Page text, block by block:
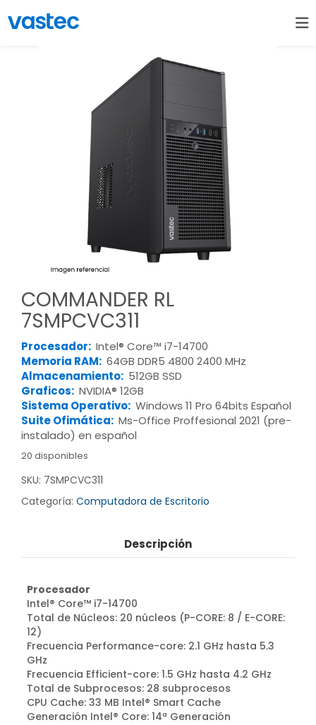
COMMANDER RL
7SMPCVC311
Procesador: Intel® Core™ i7-14700
Memoria RAM: 64GB DDR5 4800 2400 MHz
Almacenamiento: 512GB SSD
Graficos: NVIDIA® 12GB
Sistema Operativo: Windows 11 Pro 64bits Español
Suite Ofimática: Ms-Office Proffesional 2021 (pre-
instalado) en español
20 disponibles
SKU: 7SMPCVC311
Categoría: Computadora de Escritorio
Descripción
Procesador
Intel® Core™ i7-14700
Total de Núcleos: 20 núcleos (P-CORE: 8 / E-CORE:
12)
Frecuencia Performance-core: 2.1 GHz hasta 5.3
GHz
Frecuencia Efficient-core: 1.5 GHz hasta 4.2 GHz
Total de Subprocesos: 28 subprocesos
CPU Cache: 33 MB Intel® Smart Cache
Generación Intel® Core: 14ª Generación